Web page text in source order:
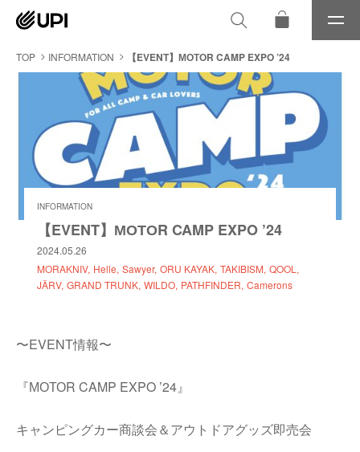
メ
ニ
ー
TOP INFORMATION 【EVENT】МОТОR CAMP EXPO ’24
INFORMATION
【EVENT】МОТОR CAMP EXPO ’24
2024.05.26
MORAKNIV Helle Sawyer ORU KAYAK TAKIBISM QOOL
JÄRV GRAND TRUNK WILDO PATHFINDER Camerons
〜EVENT情報〜
『МОТОR CAMP EXPO ’24』
キャンピングカー商談会＆アウトドアグッズ即売会